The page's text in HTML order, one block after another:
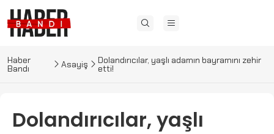
Haber
Bandı Asayiş Dolandırıcılar, yaşlı adamın bayramını zehir
etti!
Dolandırıcılar, yaşlı